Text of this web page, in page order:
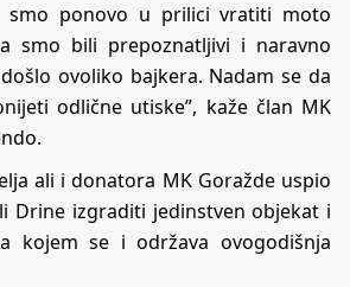
smo ponovo u prilici vratiti moto
smo bili prepoznatljivi i naravno
ovoliko bajkera. Nadam se da
odlične utiske”, kaže član MK
ali i donatora MK Goražde uspio
Drine izgraditi jedinstven objekat i
kojem se i održava ovogodišnja